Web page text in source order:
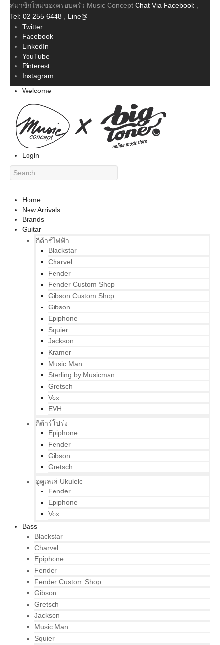
สมาชิกใหม่ของครอบครัว Music Concept Chat Via Facebook
Tel: 02 255 6448
Line@
Twitter
Facebook
LinkedIn
YouTube
Pinterest
Instagram
Welcome
Login
Home
New Arrivals
Brands
Guitar
กีต้าร์ไฟฟ้า
Blackstar
Charvel
Fender
Fender Custom Shop
Gibson Custom Shop
Gibson
Epiphone
Squier
Jackson
Kramer
Music Man
Sterling by Musicman
Gretsch
Vox
EVH
กีต้าร์โปร่ง
Epiphone
Fender
Gibson
Gretsch
อูคูเลเล่ Ukulele
Fender
Epiphone
Vox
Bass
Blackstar
Charvel
Epiphone
Fender
Fender Custom Shop
Gibson
Gretsch
Jackson
Music Man
Squier